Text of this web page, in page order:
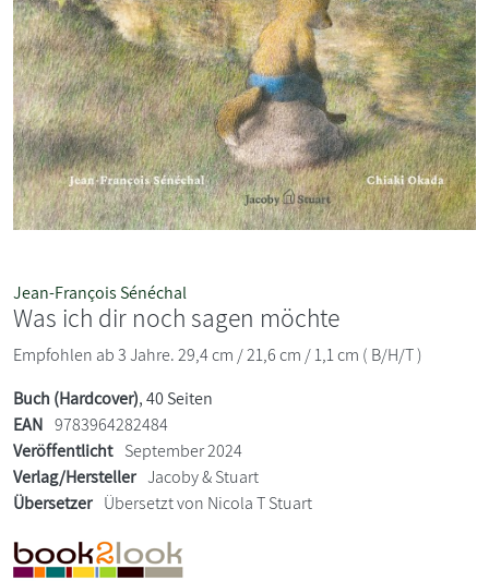
Jean-François Sénéchal
Was ich dir noch sagen möchte
Empfohlen ab 3 Jahre. 29,4 cm / 21,6 cm / 1,1 cm ( B/H/T )
Buch (Hardcover), 40 Seiten
EAN 9783964282484
Veröffentlicht September 2024
Verlag/Hersteller Jacoby & Stuart
Übersetzer Übersetzt von Nicola T Stuart